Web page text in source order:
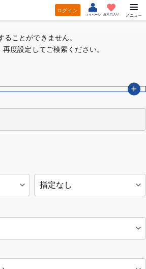
ログイン
マイページ お気に入り メニュー
ことができません。
度設定してご検索ください。